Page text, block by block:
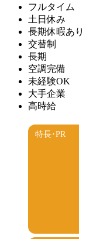
フルタイム
土日休み
長期休暇あり
交替制
長期
空調完備
未経験OK
大手企業
高時給
特長･PR